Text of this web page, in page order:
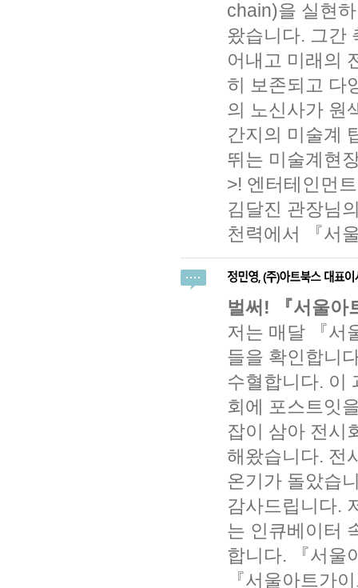
chain)을 실현
왔습니다. 그간
어내고 미래의
히 보존되고 다
의 노신사가 원
간지의 미술계
뛰는 미술계현
>! 엔터테인먼
김달진 관장님
천력에서 『서
벌써! 『서울아
저는 매달 『서
들을 확인합니
수혈합니다. 이
회에 포스트잇
잡이 삼아 전시
해왔습니다. 전
온기가 돌았습
감사드립니다.
는 인큐베이터
합니다. 『서울
『서울아트가